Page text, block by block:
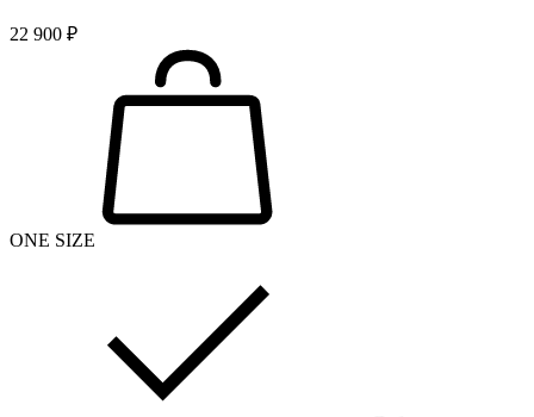
22 900 ₽
ONE SIZE